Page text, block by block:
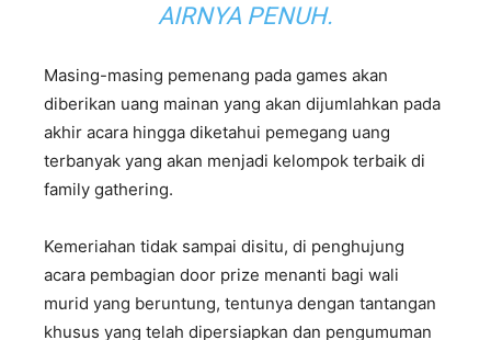
AIRNYA PENUH.
Masing-masing pemenang pada games akan
diberikan uang mainan yang akan dijumlahkan pada
akhir acara hingga diketahui pemegang uang
terbanyak yang akan menjadi kelompok terbaik di
family gathering.
Kemeriahan tidak sampai disitu, di penghujung
acara pembagian door prize menanti bagi wali
murid yang beruntung, tentunya dengan tantangan
khusus yang telah dipersiapkan dan pengumuman